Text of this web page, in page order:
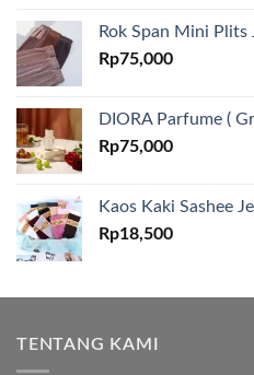
Rok Span Mini
Rp75,000
DIORA Parfume (
Rp75,000
Kaos Kaki Sashee
Rp18,500
TENTANG KAMI